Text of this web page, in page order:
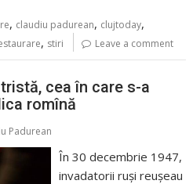
, claudiu padurean, clujtoday,
, stiri Leave a comment
cea în care s-a
romînă
Padurean
În 30 decembrie 1947,
invadatorii ruşi reuşeau